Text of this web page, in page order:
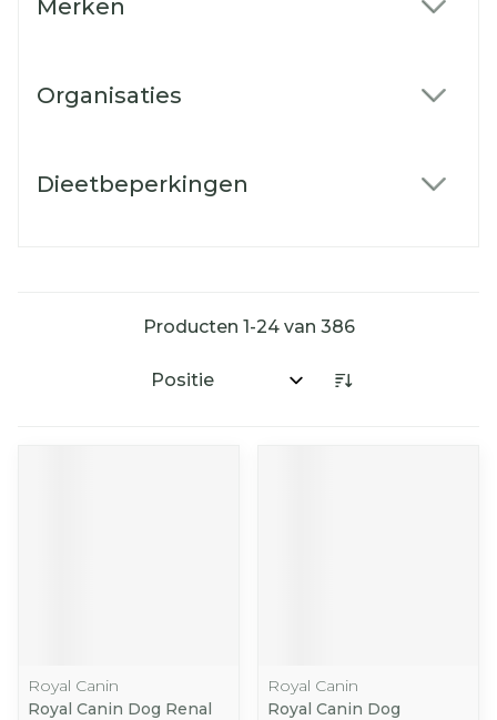
Merken
Organisaties
Dieetbeperkingen
Producten 1-24van 386
Sorteer op:
Royal Canin
Royal Canin Dog Renal
Royal Canin
Royal Canin Dog